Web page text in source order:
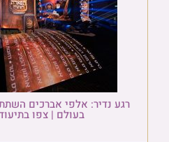
רגע נדיר: אלפי אברכים
בעולם | צפו